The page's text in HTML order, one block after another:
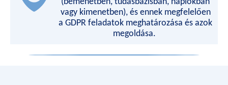
vagy kimenetben), és ennek megfelelően
a GDPR feladatok meghatározása és azok
megoldása.